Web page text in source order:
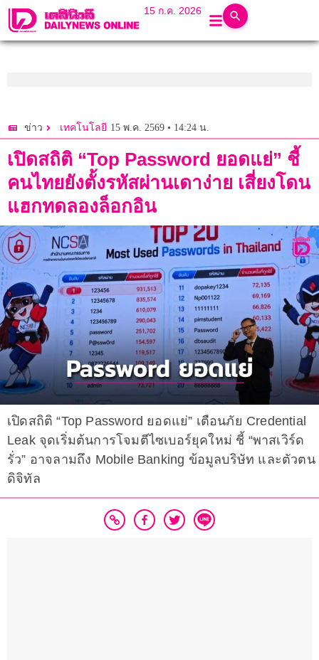
15 ก.ค. 2026
ข่าว เทคโนโลยี 15 พ.ค. 2569 • 14:24 น.
เปิดสถิติ “Top Password ยอดแย่” ชี้
คนไทยยังตั้งรหัสผ่านเดาง่าย เสี่ยงโดน
แฮกทดลองล็อกอิน
เปิดสถิติ “Top Password ยอดแย่” เตือนภัย Credential
Leak จุดเริ่มต้นการโจมตีไซเบอร์ยุคใหม่ ชี้ “พาสเวิร์ด
รั่ว” อาจลามถึง Mobile Banking ข้อมูลบริษัท และตัวตน
ดิจิทัล